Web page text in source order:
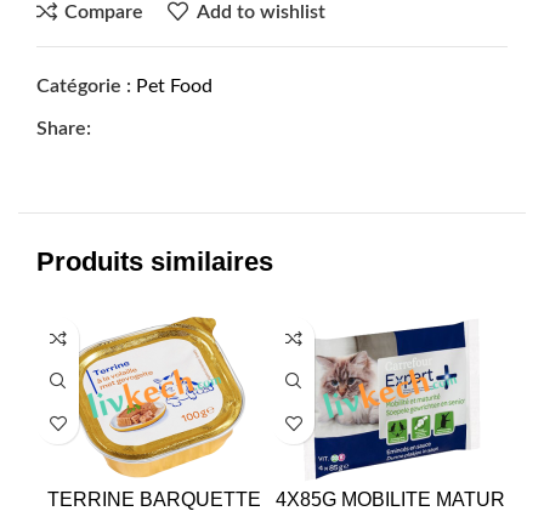
Compare Add to wishlist
Catégorie : Pet Food
Share:
Produits similaires
TERRINE BARQUETTE
4X85G MOBILITE MATUR